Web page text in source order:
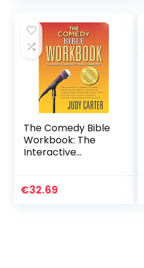
The Comedy Bible
Workbook: The
Interactive
Bible”
€32.69